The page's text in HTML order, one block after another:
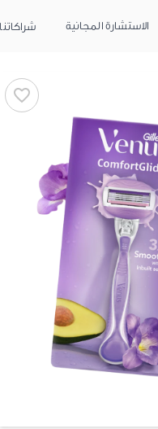
الاستشارة المجانية